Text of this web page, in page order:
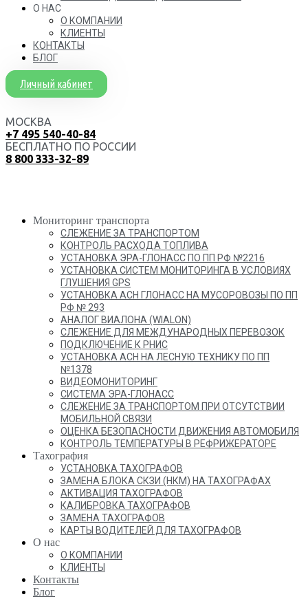
О НАС
О КОМПАНИИ
КЛИЕНТЫ
КОНТАКТЫ
БЛОГ
Личный кабинет
МОСКВА
+7 495 540-40-84
БЕСПЛАТНО ПО РОССИИ
8 800 333-32-89
Мониторинг транспорта
СЛЕЖЕНИЕ ЗА ТРАНСПОРТОМ
КОНТРОЛЬ РАСХОДА ТОПЛИВА
УСТАНОВКА ЭРА-ГЛОНАСС ПО ПП РФ №2216
УСТАНОВКА СИСТЕМ МОНИТОРИНГА В УСЛОВИЯХ
ГЛУШЕНИЯ GPS
УСТАНОВКА АСН ГЛОНАСС НА МУСОРОВОЗЫ ПО ПП
РФ № 293
АНАЛОГ ВИАЛОНА (WIALON)
СЛЕЖЕНИЕ ДЛЯ МЕЖДУНАРОДНЫХ ПЕРЕВОЗОК
ПОДКЛЮЧЕНИЕ К РНИС
УСТАНОВКА АСН НА ЛЕСНУЮ ТЕХНИКУ ПО ПП
№1378
ВИДЕОМОНИТОРИНГ
СИСТЕМА ЭРА-ГЛОНАСС
СЛЕЖЕНИЕ ЗА ТРАНСПОРТОМ ПРИ ОТСУТСТВИИ
МОБИЛЬНОЙ СВЯЗИ
ОЦЕНКА БЕЗОПАСНОСТИ ДВИЖЕНИЯ АВТОМОБИЛЯ
КОНТРОЛЬ ТЕМПЕРАТУРЫ В РЕФРИЖЕРАТОРЕ
Тахография
УСТАНОВКА ТАХОГРАФОВ
ЗАМЕНА БЛОКА СКЗИ (НКМ) НА ТАХОГРАФАХ
АКТИВАЦИЯ ТАХОГРАФОВ
КАЛИБРОВКА ТАХОГРАФОВ
ЗАМЕНА ТАХОГРАФОВ
КАРТЫ ВОДИТЕЛЕЙ ДЛЯ ТАХОГРАФОВ
О нас
О КОМПАНИИ
КЛИЕНТЫ
Контакты
Блог